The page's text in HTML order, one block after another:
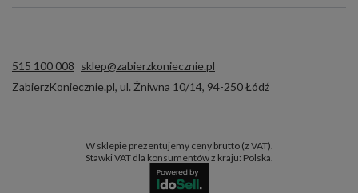
515 100 008 sklep@zabierzkoniecznie.pl
ZabierzKoniecznie.pl, ul. Żniwna 10/14, 94-250Łódź
W sklepie prezentujemy ceny brutto (z VAT).
Stawki VAT dla konsumentów z kraju: Polska